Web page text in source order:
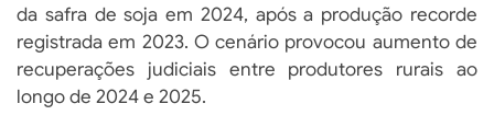
da safra de soja em 2024, após a produção recorde
registrada em 2023. O cenário provocou aumento de
recuperações judiciais entre produtores rurais ao
longo de 2024 e 2025.